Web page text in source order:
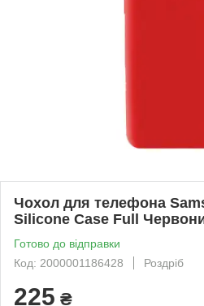
Чохол для телефона
Silicone Case Full
Готово до відправки
Код: 2000001186428
Роздріб
225 ₴